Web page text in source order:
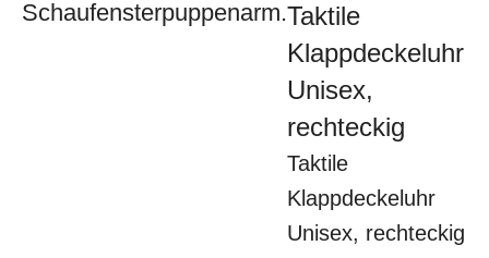
Taktile
Klappdeckeluhr
Unisex,
rechteckig
Taktile
Klappdeckeluhr
Unisex, rechteckig